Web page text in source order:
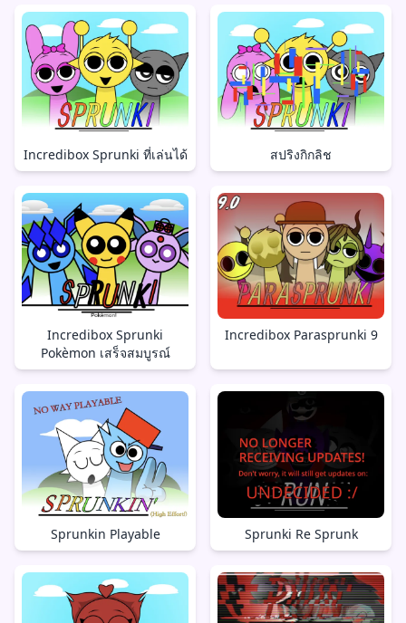
Incredibox Sprunki ที่เล่นได้ สปริงกิกลิช
Incredibox Sprunki
Pokèmon เสร็จสมบูรณ์
Incredibox Parasprunki 9
Sprunkin Playable Sprunki Re Sprunk